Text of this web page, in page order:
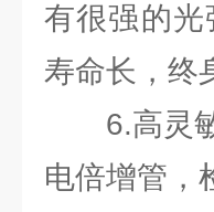
有很强的
寿命长，终
6.高灵敏
电倍增管，